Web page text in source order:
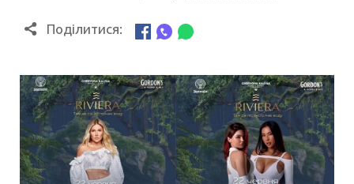
Поділитися: